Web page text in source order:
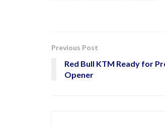
Previous Post
Red Bull KTM Ready for
Opener